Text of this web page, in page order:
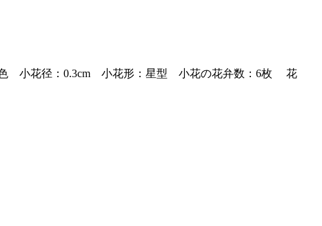
小花径：0.3cm 小花形：星型 小花の花弁数：6枚 花